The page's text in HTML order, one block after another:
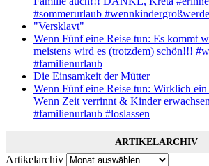
#sommerurlaub
"Versklavt"
Wenn Fünf eine Reise tun: Es kommt
meistens wird es (trotzdem) schön!!!
#familienurlaub
Die Einsamkeit der Mütter
Wenn Fünf eine Reise tun: Wirklich ein
Wenn Zeit verrinnt & Kinder
#familienurlaub #loslassen
ARTIKELARCHIV
Artikelarchiv